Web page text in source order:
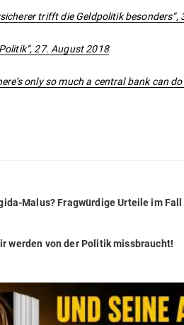
trifft die Geld­po­litik besonders“,
27. August 2018
only so much a central bank can
Malus? Frag­würdige Urteile im Fall
werden von der Politik missbraucht!